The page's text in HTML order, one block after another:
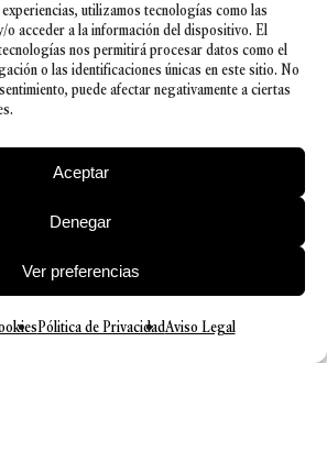
utilizamos tecnologías como las
o acceder a la información del dispositivo. El
nos permitirá procesar datos como el
o las identificaciones únicas en este sitio. No
puede afectar negativamente a ciertas
Aceptar
Denegar
Ver preferencias
Pólitica de PrivacidadAviso Legal